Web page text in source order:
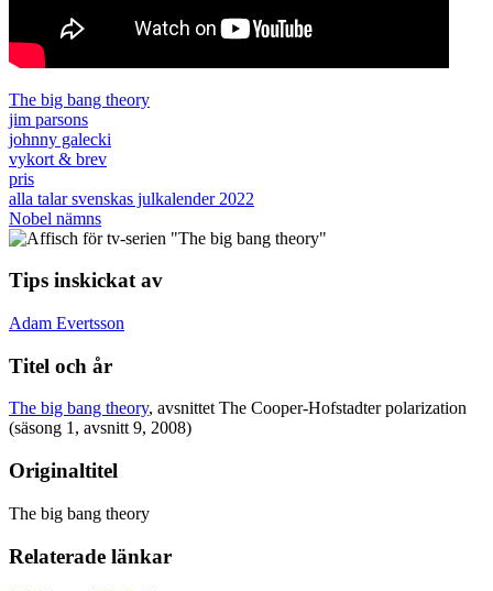
The big bang theory
jim parsons
johnny galecki
vykort & brev
pris
alla talar svenskas julkalender 2022
Nobel nämns
Tips inskickat av
Adam Evertsson
Titel och år
The big bang theory, avsnittet The Cooper-Hofstadter polarization
(säsong 1, avsnitt 9, 2008)
Originaltitel
The big bang theory
Relaterade länkar